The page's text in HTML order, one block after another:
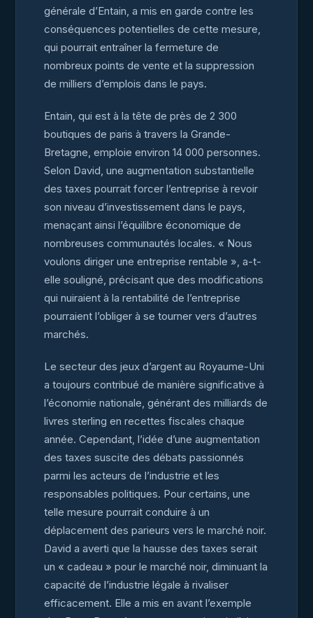
générale d’Entain, a mis en garde contre les
conséquences potentielles de cette mesure,
qui pourrait entraîner la fermeture de
nombreux points de vente et la suppression
de milliers d’emplois dans le pays.
Entain, qui est à la tête de près de 2 300
boutiques de paris à travers la Grande-
Bretagne, emploie environ 14 000 personnes.
Selon David, une augmentation substantielle
des taxes pourrait forcer l’entreprise à revoir
son niveau d’investissement dans le pays,
menaçant ainsi l’équilibre économique de
nombreuses communautés locales. « Nous
voulons diriger une entreprise rentable », a-t-
elle souligné, précisant que des modifications
qui nuiraient à la rentabilité de l’entreprise
pourraient l’obliger à se tourner vers d’autres
marchés.
Le secteur des jeux d’argent au Royaume-Uni
a toujours contribué de manière significative à
l’économie nationale, générant des milliards de
livres sterling en recettes fiscales chaque
année. Cependant, l’idée d’une augmentation
des taxes suscite des débats passionnés
parmi les acteurs de l’industrie et les
responsables politiques. Pour certains, une
telle mesure pourrait conduire à un
déplacement des parieurs vers le marché noir.
David a averti que la hausse des taxes serait
un « cadeau » pour le marché noir, diminuant la
capacité de l’industrie légale à rivaliser
efficacement. Elle a mis en avant l’exemple